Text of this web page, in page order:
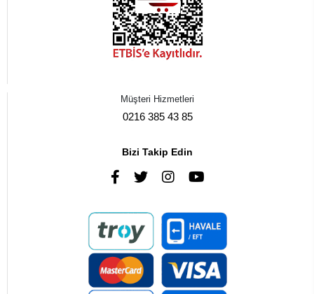
Müşteri Hizmetleri
0216 385 43 85
Bizi Takip Edin